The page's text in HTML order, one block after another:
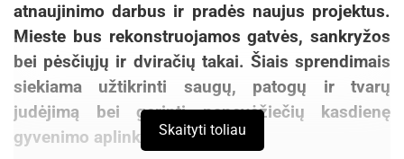
atnaujinimo darbus ir pradės naujus projektus.
Mieste bus rekonstruojamos gatvės, sankryžos
bei pėsčiųjų ir dviračių takai. Šiais sprendimais
siekiama užtikrinti saugų, patogų ir tvarų
judėjimą bei gerinti panevėžiečių kasdienę
gyvenimo aplinką.
Skaityti toliau